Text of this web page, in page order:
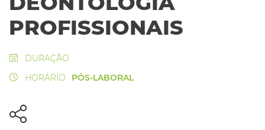
PROFISSIONAIS
DURAÇÃO
HORÁRIO
PÓS-LABORAL